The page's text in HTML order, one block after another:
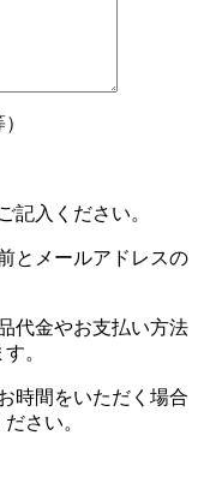
記入ください。
とメールアドレスの
代金やお支払い方法
。
時間をいただく場合
さい。